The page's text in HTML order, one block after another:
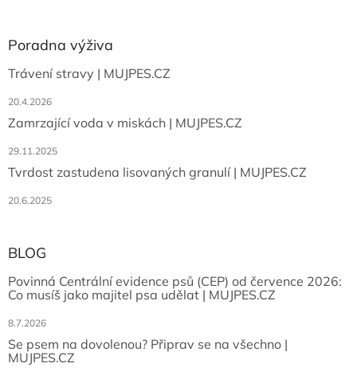
Poradna výživa
Trávení stravy | MUJPES.CZ
20.4.2026
Zamrzající voda v miskách | MUJPES.CZ
29.11.2025
Tvrdost zastudena lisovaných granulí | MUJPES.CZ
20.6.2025
BLOG
Povinná Centrální evidence psů (CEP) od července 2026:
Co musíš jako majitel psa udělat | MUJPES.CZ
8.7.2026
Se psem na dovolenou? Připrav se na všechno |
MUJPES.CZ